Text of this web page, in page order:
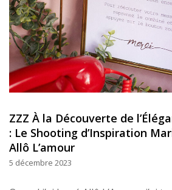
ZZZ À la Découverte de
: Le Shooting d’Inspiration
Allô L’amour
5 décembre 2023